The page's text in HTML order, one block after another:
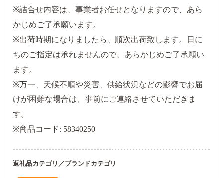
※詰合せ内容は、事業者お任せとなりますので、あら
かじめご了承願います。
※出荷時期になりましたら、順次出荷致します。日に
ちのご指定は承れませんので、あらかじめご了承願い
ます。
※万一、天候不順や災害、供給状況などの影響でお届
けが困難な場合は、事前にご連絡させていただきま
す。
※商品コード: 58340250
返礼品カテゴリ／ブランドカテゴリ